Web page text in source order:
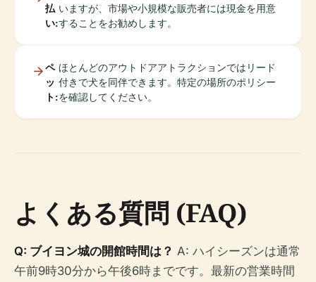
払
い:
いますが、市場や小規模な販売者には現金を用意
することをお勧めします。
ペ
ッ
ト:
ほとんどのアウトドアアトラクションではリード
付きで犬を同伴できます。特定の場所のポリシー
を確認してください。
よくある質問 (FAQ)
Q: ブイヨン城の開館時間は？ A: ハイシーズンは通常
午前9時30分から午後6時までです。最新の営業時間